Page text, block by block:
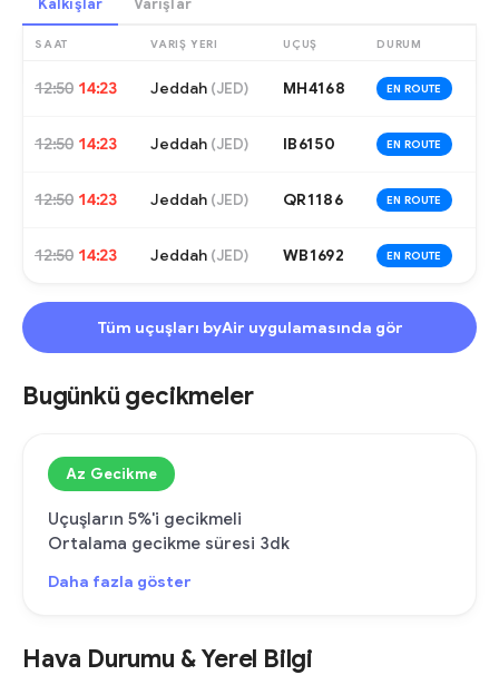
Kalkışlar Varışlar
SAAT VARIŞ YERI UÇUŞ DURUM
12:50 14:23 Jeddah (JED) MH4168 EN ROUTE
12:50 14:23 Jeddah (JED) IB6150 EN ROUTE
12:50 14:23 Jeddah (JED) QR1186 EN ROUTE
12:50 14:23 Jeddah (JED) WB1692 EN ROUTE
Tüm uçuşları byAir uygulamasında gör
Bugünkü gecikmeler
Az Gecikme
Uçuşların 5%'i gecikmeli
Ortalama gecikme süresi 3dk
Daha fazla göster
Hava Durumu & Yerel Bilgi